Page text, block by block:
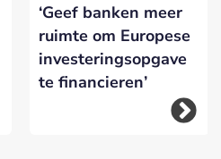
‘Geef banken meer
ruimte om Europese
investeringsopgave
te financieren’